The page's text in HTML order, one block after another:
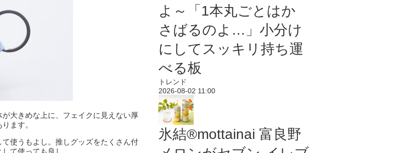
大きめな上に、フェイクに見えない厚
ます。
使うもよし。推しグッズをたくさん付
よ～「1本丸ごとはか
さばるのよ…」小分け
にしてスッキリ持ち運
べる板
トレンド
2026-08-02 11:00
氷結®mottainai 富良野